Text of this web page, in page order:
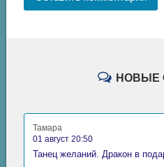
НОВЫЕ
Тамара
01 август 20:50
Танец желаний. Дракон в